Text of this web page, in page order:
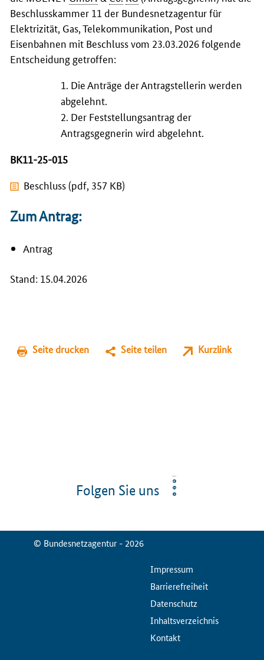
Beschlusskammer 11 der Bundesnetzagentur für
Elektrizität, Gas, Telekommunikation, Post und
Eisenbahnen mit Beschluss vom 23.03.2026 folgende
Entscheidung getroffen:
1. Die Anträge der Antragstellerin werden
abgelehnt.
2. Der Feststellungsantrag der
Antragsgegnerin wird abgelehnt.
BK11-25-015
Beschluss (pdf, 357 KB)
Zum Antrag:
Antrag
Stand: 15.04.2026
Seite drucken Seite teilen Kurzlink
Folgen Sie uns
© Bundesnetzagentur - 2026
ServiceMenuImpressum
Barrierefreiheit
Datenschutz
Inhaltsverzeichnis
Kontakt